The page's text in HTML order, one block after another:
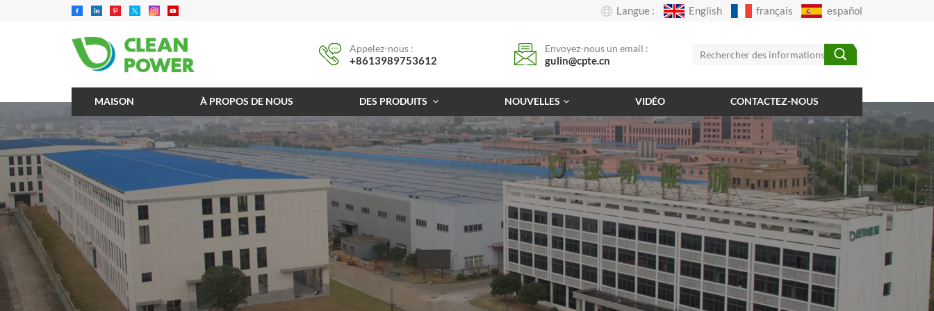
Langue : English français español
Appelez-nous :
+8613989753612
Envoyez-nous un email :
gulin@cpte.cn
MAISON À PROPOS DE NOUS DES PRODUITS NOUVELLES VIDÉO CONTACTEZ-NOUS